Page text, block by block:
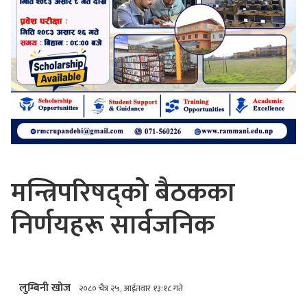
मन्त्रिपरिषद्को बैठकका
निर्णयहरू सार्वजनिक
लुम्बिनी खोज २०८० चैत्र २५, आईतवार १३:१८ गते